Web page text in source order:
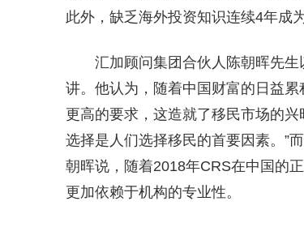
此外，缺乏海外投资知识连续4年成
汇加顾问集团合伙人陈朝晖先
讲。他认为，随着中国财富的日益
更高的要求，这造就了移民市场的
选择是人们选择移民的首要因素。”
朝晖说，随着2018年CRS在中国的
更加依赖于机构的专业性。